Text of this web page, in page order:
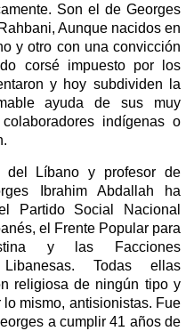
Son el de Georges
Aunque nacidos en
y otro con una convicción
corsé impuesto por los
y hoy subdividen la
ayuda de sus muy
indígenas o
del Líbano y profesor de
Ibrahim Abdallah ha
Partido Social Nacional
el Frente Popular para
y las Facciones
Libanesas. Todas ellas
religiosa de ningún tipo y
mismo, antisionistas. Fue
a cumplir 41 años de